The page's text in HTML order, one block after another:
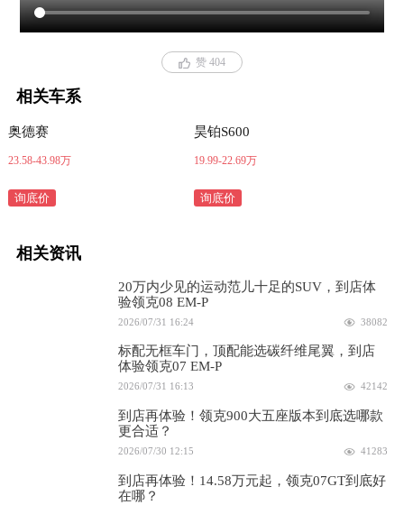
赞 404
相关车系
奥德赛
23.58-43.98万
询底价
昊铂S600
19.99-22.69万
询底价
相关资讯
20万内少见的运动范儿十足的SUV，到店体
验领克08 EM-P
2026/07/31 16:24 38082
标配无框车门，顶配能选碳纤维尾翼，到店
体验领克07 EM-P
2026/07/31 16:13 42142
到店再体验！领克900大五座版本到底选哪款
更合适？
2026/07/30 12:15 41283
到店再体验！14.58万元起，领克07GT到底好
在哪？